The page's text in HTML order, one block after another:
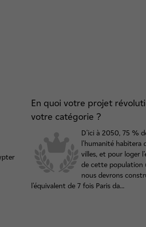
En quoi votre projet
votre catégorie ?
D'ici à 2050, 75 %
l'humanité habitera
villes, et pour loger
de cette population
nous devrons
l'équivalent de 7 fois Paris da...